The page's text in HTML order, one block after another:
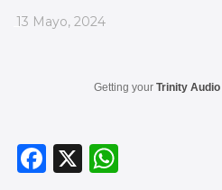
_
13 Mayo, 2024
Getting your Trinity Audio
F
X